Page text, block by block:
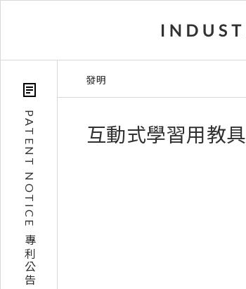
PATENT NOTICE
專利公告
發明
互動式學習用教具